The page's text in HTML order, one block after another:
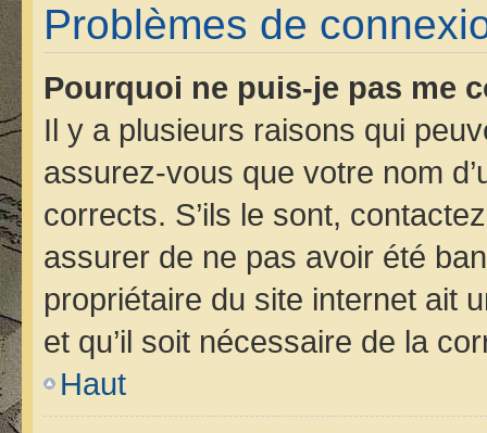
Problèmes de
Pourquoi ne puis-je pas me
Il y a plusieurs raisons qui
assurez-vous que votre nom
corrects. S’ils le sont,
assurer de ne pas avoir été
propriétaire du site internet ait
et qu’il soit nécessaire de la
Haut